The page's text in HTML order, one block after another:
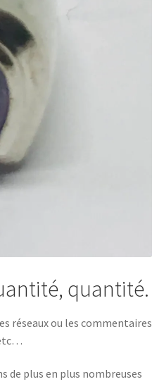
quantité.
réseaux ou les commentaires
de plus en plus nombreuses